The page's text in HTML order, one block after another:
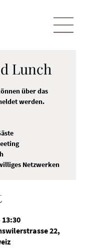
Lunch
über das
werden.
Netzwerken
13:30
22,